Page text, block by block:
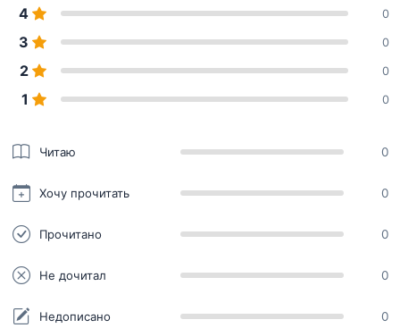
4 0
3 0
2 0
1 0
Читаю 0
Хочу прочитать 0
Прочитано 0
Не дочитал 0
Недописано 0